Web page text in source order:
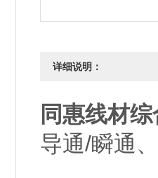
详细说明：
同惠线材
导通/瞬通